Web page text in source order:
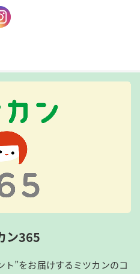
ン365
ト”をお届けするミツカンのコ